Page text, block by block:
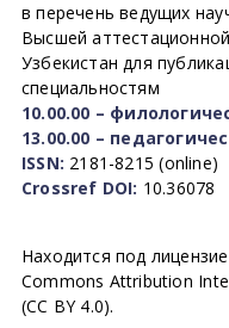
в перечень ведущих
Высшей
Узбекистан для
специальностям
10.00.00 –
13.00.00 –
ISSN: 2181-8215 (online)
Crossref DOI: 10.36078
Находится под
Commons Attribution
(CC BY 4.0).